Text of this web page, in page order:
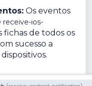
Os eventos
receive-ios-
fichas de todos os
sucesso a